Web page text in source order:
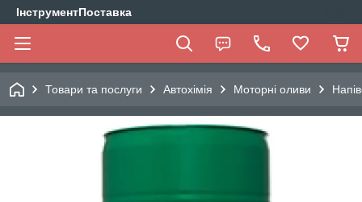
ІнструментПоставка
Товари та послуги Автохімія Моторні оливи